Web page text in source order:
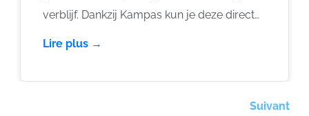
verblijf. Dankzij Kampas kun je deze direct
vastleggen – eenvoudig en snel! Maar
Hier zijn enkele veelvoorkomende
Lire plus →
Suivant